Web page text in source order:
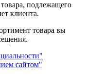
подлежащего
клиента.
товара вы
сайтом"